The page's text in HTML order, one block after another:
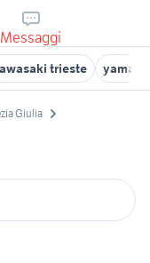
Messaggi
trieste
Giulia